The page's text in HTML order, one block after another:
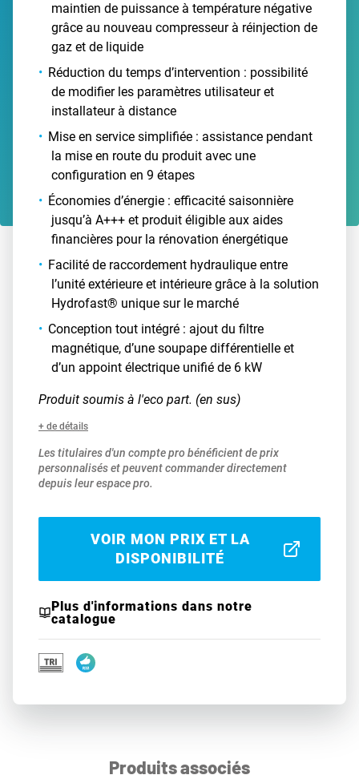
maintien de puissance à température négative
grâce au nouveau compresseur à réinjection de
gaz et de liquide
Réduction du temps d’intervention : possibilité
de modifier les paramètres utilisateur et
installateur à distance
Mise en service simplifiée : assistance pendant
la mise en route du produit avec une
configuration en 9 étapes
Économies d’énergie : efficacité saisonnière
jusqu’à A+++ et produit éligible aux aides
financières pour la rénovation énergétique
Facilité de raccordement hydraulique entre
l’unité extérieure et intérieure grâce à la solution
Hydrofast® unique sur le marché
Conception tout intégré : ajout du filtre
magnétique, d’une soupape différentielle et
d’un appoint électrique unifié de 6 kW
Produit soumis à l'eco part. (en sus)
+ de détails
Les titulaires d'un compte pro bénéficient de prix
personnalisés et peuvent commander directement
depuis leur espace pro.
VOIR MON PRIX ET LA
DISPONIBILITÉ
Plus d'informations dans notre
catalogue
Produits associés